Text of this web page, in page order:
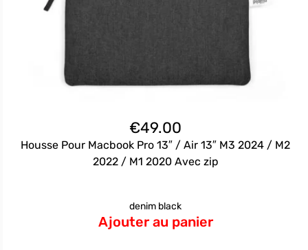
€49.00
Housse Pour Macbook Pro 13″ / Air 13″ M3 2024 / M2
2022 / M1 2020 Avec zip
denim black
Ajouter au panier